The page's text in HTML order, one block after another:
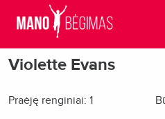
Violette Evans
Praėję renginiai: 1